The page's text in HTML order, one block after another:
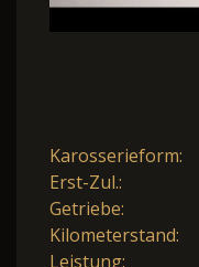
Karosserieform:
Erst-Zul.:
Getriebe:
Kilometerstand:
Leistung: